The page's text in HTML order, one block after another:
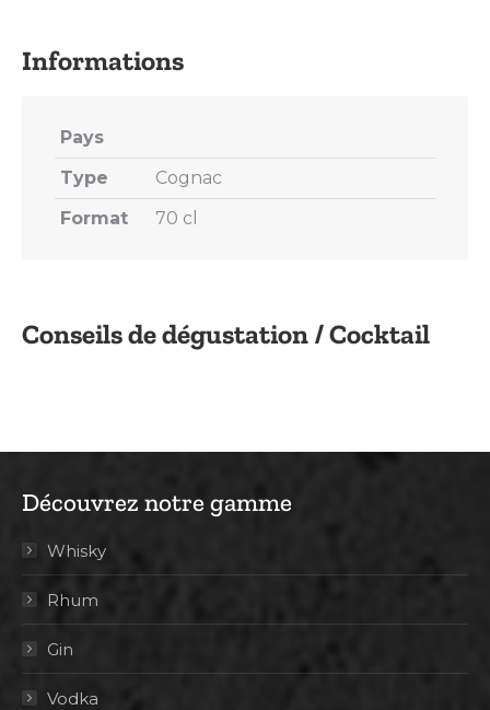
Conseils de dégustation / Cocktail
Pays
Type
Cognac
Format
70 cl
Découvrez notre gamme
Whisky
Rhum
Gin
Vodka